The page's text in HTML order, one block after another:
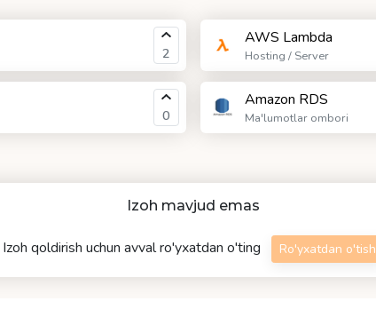
2
AWS Lambda
Hosting / Server
0
Amazon RDS
Ma'lumotlar ombori
Izoh mavjud emas
Izoh qoldirish uchun avval ro'yxatdan o'ting Ro'yxatdan o'tish